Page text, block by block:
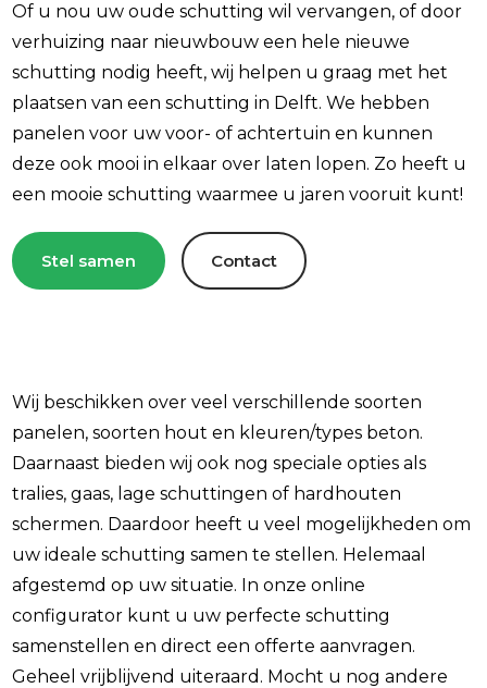
Of u nou uw oude schutting wil vervangen, of door
verhuizing naar nieuwbouw een hele nieuwe
schutting nodig heeft, wij helpen u graag met het
plaatsen van een schutting in Delft. We hebben
panelen voor uw voor- of achtertuin en kunnen
deze ook mooi in elkaar over laten lopen. Zo heeft u
een mooie schutting waarmee u jaren vooruit kunt!
Stel samen Contact
Wij beschikken over veel verschillende soorten
panelen, soorten hout en kleuren/types beton.
Daarnaast bieden wij ook nog speciale opties als
tralies, gaas, lage schuttingen of hardhouten
schermen. Daardoor heeft u veel mogelijkheden om
uw ideale schutting samen te stellen. Helemaal
afgestemd op uw situatie. In onze online
configurator kunt u uw perfecte schutting
samenstellen en direct een offerte aanvragen.
Geheel vrijblijvend uiteraard. Mocht u nog andere